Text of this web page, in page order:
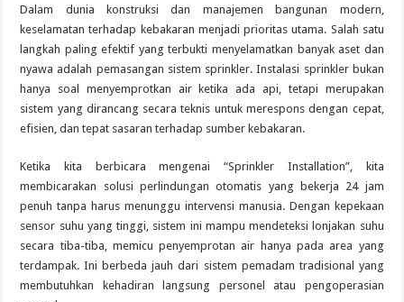
Dalam dunia konstruksi dan manajemen bangunan modern,
keselamatan terhadap kebakaran menjadi prioritas utama. Salah satu
langkah paling efektif yang terbukti menyelamatkan banyak aset dan
nyawa adalah pemasangan sistem sprinkler. Instalasi sprinkler bukan
hanya soal menyemprotkan air ketika ada api, tetapi merupakan
sistem yang dirancang secara teknis untuk merespons dengan cepat,
efisien, dan tepat sasaran terhadap sumber kebakaran.
Ketika kita berbicara mengenai “Sprinkler Installation”, kita
membicarakan solusi perlindungan otomatis yang bekerja 24 jam
penuh tanpa harus menunggu intervensi manusia. Dengan kepekaan
sensor suhu yang tinggi, sistem ini mampu mendeteksi lonjakan suhu
secara tiba-tiba, memicu penyemprotan air hanya pada area yang
terdampak. Ini berbeda jauh dari sistem pemadam tradisional yang
membutuhkan kehadiran langsung personel atau pengoperasian